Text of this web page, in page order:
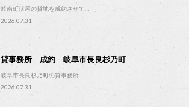
岐南町伏屋の貸地を成約させて…
2026.07.31
貸事務所 成約 岐阜市長良杉乃町
岐阜市長良杉乃町の貸事務所…
2026.07.31